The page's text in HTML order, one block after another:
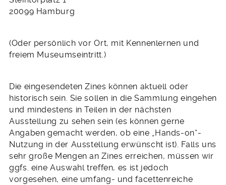
20099 Hamburg
(Oder persönlich vor Ort, mit Kennenlernen und
freiem Museumseintritt.)
Die eingesendeten Zines können aktuell oder
historisch sein. Sie sollen in die Sammlung eingehen
und mindestens in Teilen in der nächsten
Ausstellung zu sehen sein (es können gerne
Angaben gemacht werden, ob eine „Hands-on“-
Nutzung in der Ausstellung erwünscht ist). Falls uns
sehr große Mengen an Zines erreichen, müssen wir
ggfs. eine Auswahl treffen, es ist jedoch
vorgesehen, eine umfang- und facettenreiche